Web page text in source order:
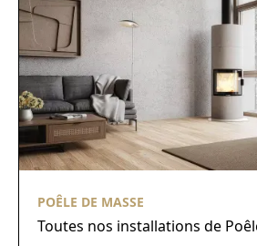
POÊLE DE MASSE
Toutes nos installations de